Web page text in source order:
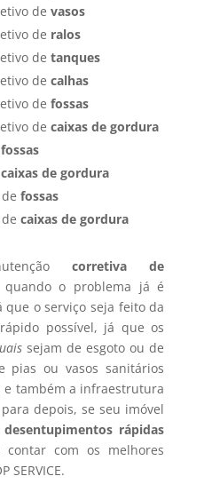
de vasos
de ralos
de tanques
de calhas
de fossas
de caixas de gordura
fossas
caixas de gordura
fossas
caixas de gordura
corretiva de
quando o problema já é
que o serviço seja feito da
possível, já que os
sejam de esgoto ou de
pias ou vasos sanitários
também a infraestrutura
depois, se seu imóvel
desentupimentos rápidas
contar com os melhores
SERVICE.